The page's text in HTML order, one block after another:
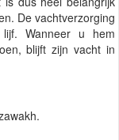
De vachtverzorging
Wanneer u hem
blijft zijn vacht in